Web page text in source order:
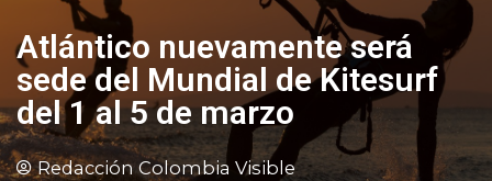
Atlántico nuevamente será
sede del Mundial de Kitesurf
del 1 al 5 de marzo
Redacción Colombia Visible